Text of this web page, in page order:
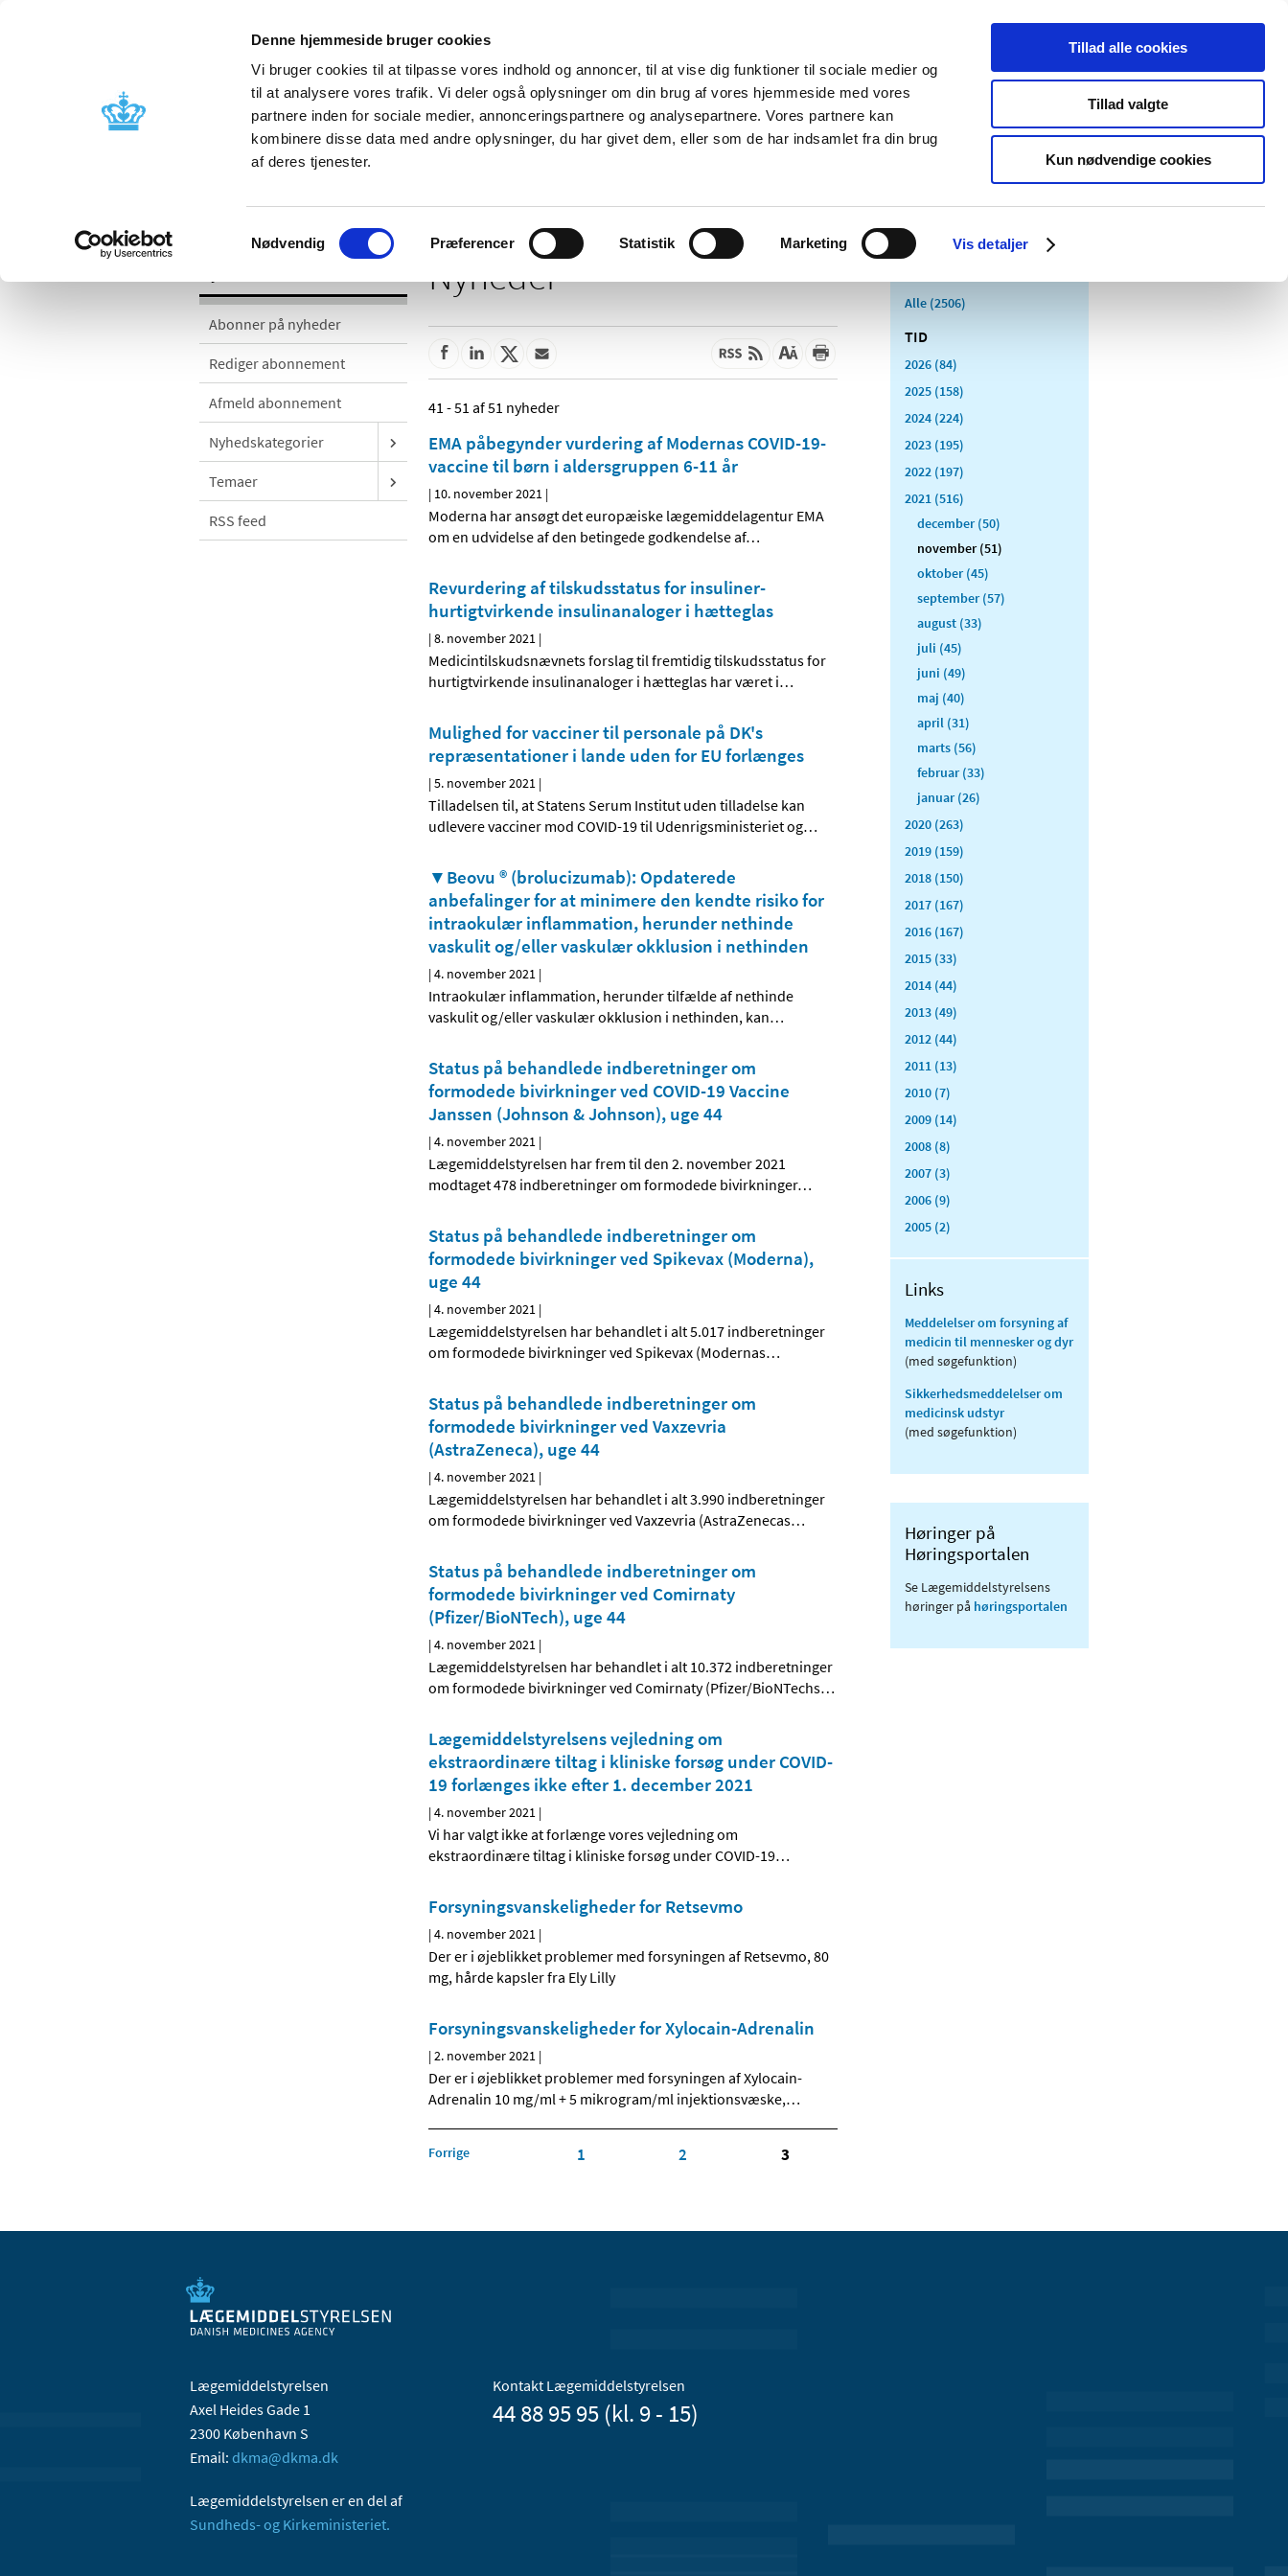
Denne hjemmeside bruger cookies
Vi bruger cookies til at tilpasse vores indhold og annoncer, til at vise dig funktioner til sociale medier og
til at analysere vores trafik. Vi deler også oplysninger om din brug af vores hjemmeside med vores
partnere inden for sociale medier, annonceringspartnere og analysepartnere. Vores partnere kan
kombinere disse data med andre oplysninger, du har givet dem, eller som de har indsamlet fra din brug
af deres tjenester.
Samtykkevalg
Nødvendig Præferencer Statistik Marketing Vis detaljer
Tillad alle cookies
Tillad valgte
Kun nødvendige cookies
Nyheder Om os Kontakt Udgivelser
Godkendelse og
Bivirkninger og
produktinformation
Tilskud og
Apoteker og salg af
Medicinsk
Særlige
produktområder
Abonner på nyheder
Rediger abonnement
Afmeld abonnement
Nyhedskategorier
Temaer
RSS feed
Nyheder
41 - 51 af 51 nyheder
EMA påbegynder vurdering af Modernas COVID-19-
vaccine til børn i aldersgruppen 6-11 år
| 10. november 2021 |
Moderna har ansøgt det europæiske lægemiddelagentur EMA
om en udvidelse af den betingede godkendelse af…
Revurdering af tilskudsstatus for insuliner-
hurtigtvirkende insulinanaloger i hætteglas
|8. november 2021 |
Medicintilskudsnævnets forslag til fremtidig tilskudsstatus for
hurtigtvirkende insulinanaloger i hætteglas har været i…
Mulighed for vacciner til personale på DK's
repræsentationer i lande uden for EU forlænges
|5. november 2021 |
Tilladelsen til, at Statens Serum Institut uden tilladelse kan
udlevere vacciner mod COVID-19 til Udenrigsministeriet og…
▼Beovu ® (brolucizumab): Opdaterede
anbefalinger for at minimere den kendte risiko for
intraokulær inflammation, herunder nethinde
vaskulit og/eller vaskulær okklusion i nethinden
|4. november 2021 |
Intraokulær inflammation, herunder tilfælde af nethinde
vaskulit og/eller vaskulær okklusion i nethinden, kan…
Status på behandlede indberetninger om
formodede bivirkninger ved COVID-19 Vaccine
Janssen (Johnson & Johnson), uge 44
|4. november 2021 |
Lægemiddelstyrelsen har frem til den 2. november 2021
modtaget 478 indberetninger om formodede bivirkninger…
Status på behandlede indberetninger om
formodede bivirkninger ved Spikevax (Moderna),
uge 44
|4. november 2021 |
Lægemiddelstyrelsen har behandlet i alt 5.017 indberetninger
om formodede bivirkninger ved Spikevax (Modernas…
Status på behandlede indberetninger om
formodede bivirkninger ved Vaxzevria
(AstraZeneca), uge 44
|4. november 2021 |
Lægemiddelstyrelsen har behandlet i alt 3.990 indberetninger
om formodede bivirkninger ved Vaxzevria (AstraZenecas…
Status på behandlede indberetninger om
formodede bivirkninger ved Comirnaty
(Pfizer/BioNTech), uge 44
|4. november 2021 |
Lægemiddelstyrelsen har behandlet i alt 10.372 indberetninger
om formodede bivirkninger ved Comirnaty (Pfizer/BioNTechs…
Lægemiddelstyrelsens vejledning om
ekstraordinære tiltag i kliniske forsøg under COVID-
19 forlænges ikke efter 1. december 2021
|4. november 2021 |
Vi har valgt ikke at forlænge vores vejledning om
ekstraordinære tiltag i kliniske forsøg under COVID-19…
Forsyningsvanskeligheder for Retsevmo
|4. november 2021 |
Der er i øjeblikket problemer med forsyningen af Retsevmo, 80
mg, hårde kapsler fra Ely Lilly
Forsyningsvanskeligheder for Xylocain-Adrenalin
|2. november 2021 |
Der er i øjeblikket problemer med forsyningen af Xylocain-
Adrenalin 10 mg/ml + 5 mikrogram/ml injektionsvæske,…
Forrige 1 2 3
Alle (2506)
TID
2026 (84)
2025 (158)
2024 (224)
2023 (195)
2022 (197)
2021 (516)
december (50)
november (51)
oktober (45)
september (57)
august (33)
juli (45)
juni (49)
maj (40)
april (31)
marts (56)
februar (33)
januar (26)
2020 (263)
2019 (159)
2018 (150)
2017 (167)
2016 (167)
2015 (33)
2014 (44)
2013 (49)
2012 (44)
2011 (13)
2010 (7)
2009 (14)
2008 (8)
2007 (3)
2006 (9)
2005 (2)
Links
Meddelelser om forsyning af
medicin til mennesker og dyr
(med søgefunktion)
Sikkerhedsmeddelelser om
medicinsk udstyr
(med søgefunktion)
Høringer på
Høringsportalen
Se Lægemiddelstyrelsens
høringer på høringsportalen
Lægemiddelstyrelsen
Axel Heides Gade 1
2300 København S
Email: dkma@dkma.dk
Lægemiddelstyrelsen er en del af
Sundheds- og Kirkeministeriet.
Kontakt Lægemiddelstyrelsen
44 88 95 95 (kl. 9 - 15)